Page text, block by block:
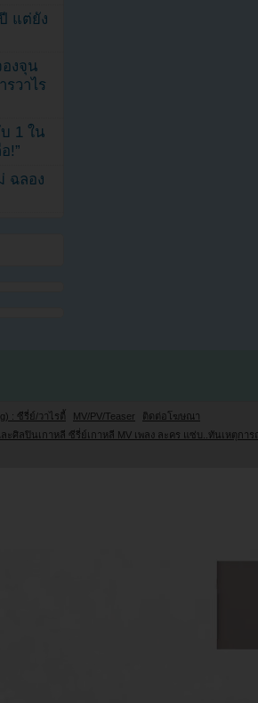
แต่ยัง
งจุน
วาไร
1 ใน
!”
ฉลอง
: ซีรี่ย์/วาไรตี้ MV/PV/Teaser ติดต่อโฆษณา
ะศิลปินเกาหลี ซีรี่ย์เกาหลี MV เพลง ละคร แซ่บ..ทันเหตุกา